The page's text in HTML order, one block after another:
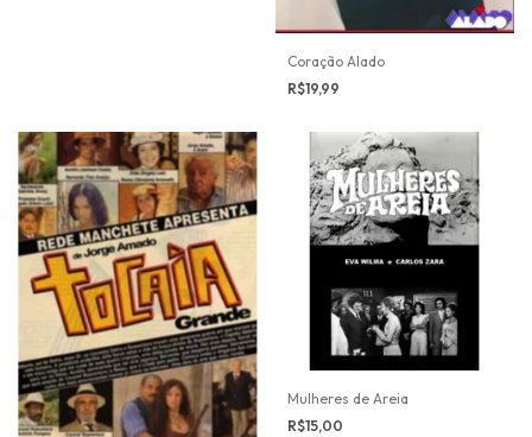
Coração Alado
R$19,99
Mulheres de Areia
R$15,00